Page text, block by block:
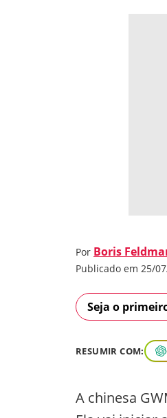
Por Boris
Publicado em 25/
Seja o
RESUMIR COM:
A chinesa